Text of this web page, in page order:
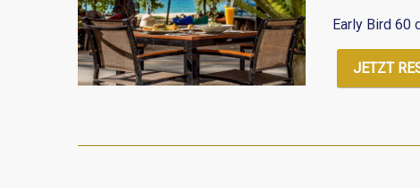
Early Bird 60
JETZT